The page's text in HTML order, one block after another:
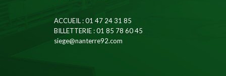
ACCUEIL: 01 47 24 31 85
BILLETTERIE: 01 85 78 60 45
siege@nanterre92.com